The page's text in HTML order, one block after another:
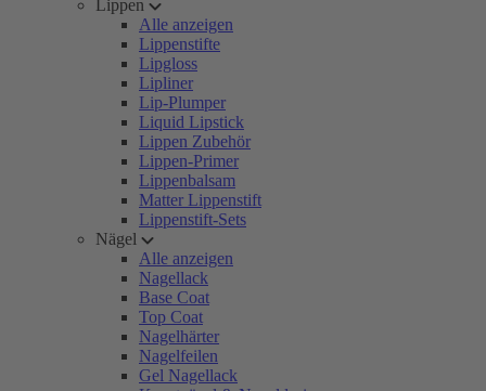
Lippen
Alle anzeigen
Lippenstifte
Lipgloss
Lipliner
Lip-Plumper
Liquid Lipstick
Lippen Zubehör
Lippen-Primer
Lippenbalsam
Matter Lippenstift
Lippenstift-Sets
Nägel
Alle anzeigen
Nagellack
Base Coat
Top Coat
Nagelhärter
Nagelfeilen
Gel Nagellack